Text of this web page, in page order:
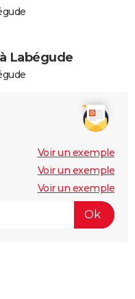
Labégude
Voir un exemple
Voir un exemple
Voir un exemple